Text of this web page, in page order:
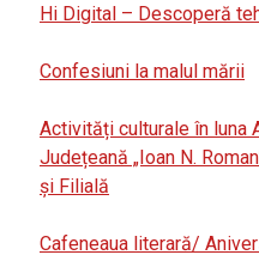
Hi Digital – Descoperă
Confesiuni la malul mării
Activități culturale în luna
Județeană „Ioan N.
și Filială
Cafeneaua literară/